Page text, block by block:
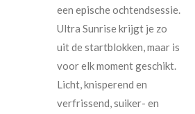
een epische ochtendsessie.
Ultra Sunrise krijgt je zo
uit de startblokken, maar is
voor elk moment geschikt.
Licht, knisperend en
verfrissend, suiker- en